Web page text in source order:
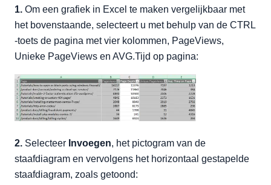
1. Om een grafiek in Excel te maken vergelijkbaar met
het bovenstaande, selecteert u met behulp van de CTRL
-toets de pagina met vier kolommen, PageViews,
Unieke PageViews en AVG.Tijd op pagina:
2. Selecteer Invoegen, het pictogram van de
staafdiagram en vervolgens het horizontaal gestapelde
staafdiagram, zoals getoond: